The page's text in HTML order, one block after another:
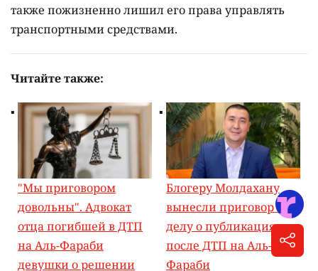
также пожизненно лишил его права управлять
транспортными средствами.
Читайте также:
"Мы приговором
довольны". Адвокат
отца погибшей в ДТП
на Аль-Фараби
девушки о решении
Блогеру Молдахану
вынесли приговор по
делу о публикациях
после ДТП на Аль-
Фараби